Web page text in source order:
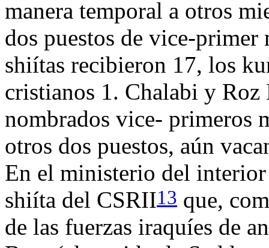
manera temporal a otros
dos puestos de vice-
shiítas recibieron 17, los
cristianos 1. Chalabi y
nombrados vice- primeros
otros dos puestos, aún
En el ministerio del
shiíta del CSRII13 que,
de las fuerzas iraquíes de